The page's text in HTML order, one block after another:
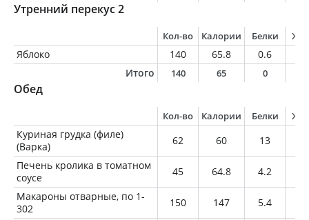
Утренний перекус 2
Кол-во Калории Белки
Яблоко 140 65.8 0.6
Итого
140 65 0
Обед
Кол-во Калории Белки
Куриная грудка (филе)
(Варка)
62 60 13
Печень кролика в томатном
соусе
45 64.8 4.2
Макароны отварные, по 1-
302
150 147 5.4